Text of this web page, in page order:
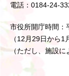
電話：0184-24-
市役所開庁時間：
（12月29日から1
（ただし、施設に